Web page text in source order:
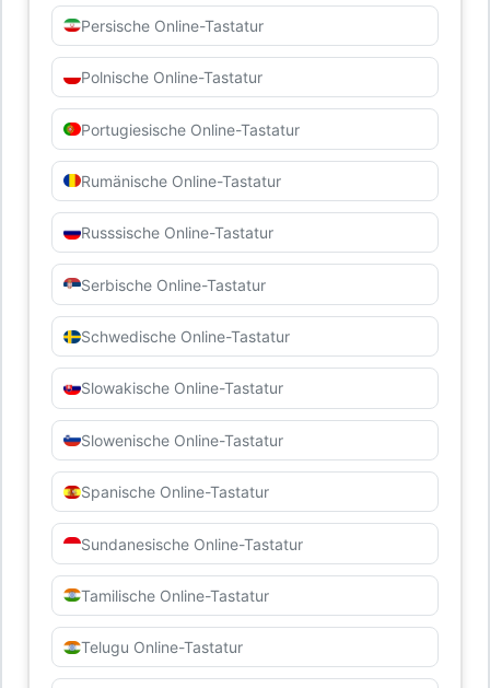
Persische Online-Tastatur
Polnische Online-Tastatur
Portugiesische Online-Tastatur
Rumänische Online-Tastatur
Russsische Online-Tastatur
Serbische Online-Tastatur
Schwedische Online-Tastatur
Slowakische Online-Tastatur
Slowenische Online-Tastatur
Spanische Online-Tastatur
Sundanesische Online-Tastatur
Tamilische Online-Tastatur
Telugu Online-Tastatur